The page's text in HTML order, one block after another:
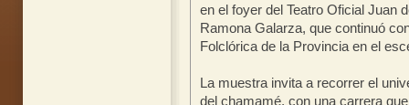
en el foyer del Teatro Oficial Juan
Ramona Galarza, que continuó
Folclórica de la Provincia en el
La muestra invita a recorrer el
del chamamé, con una carrera